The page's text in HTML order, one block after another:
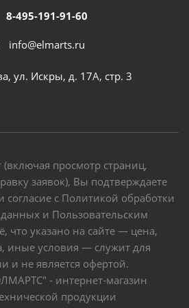
8-495-191-91-60
info@elmarts.ru
ул. Искры, д. 17А, стр. 3
(включая просмотр страниц,
заявок), Вы подтверждаете
согласие с Политикой обработки
и Пользовательским
что указано на сайте — цена,
иные условия — служит для
и не является офертой.
- интернет-магазин
продукции